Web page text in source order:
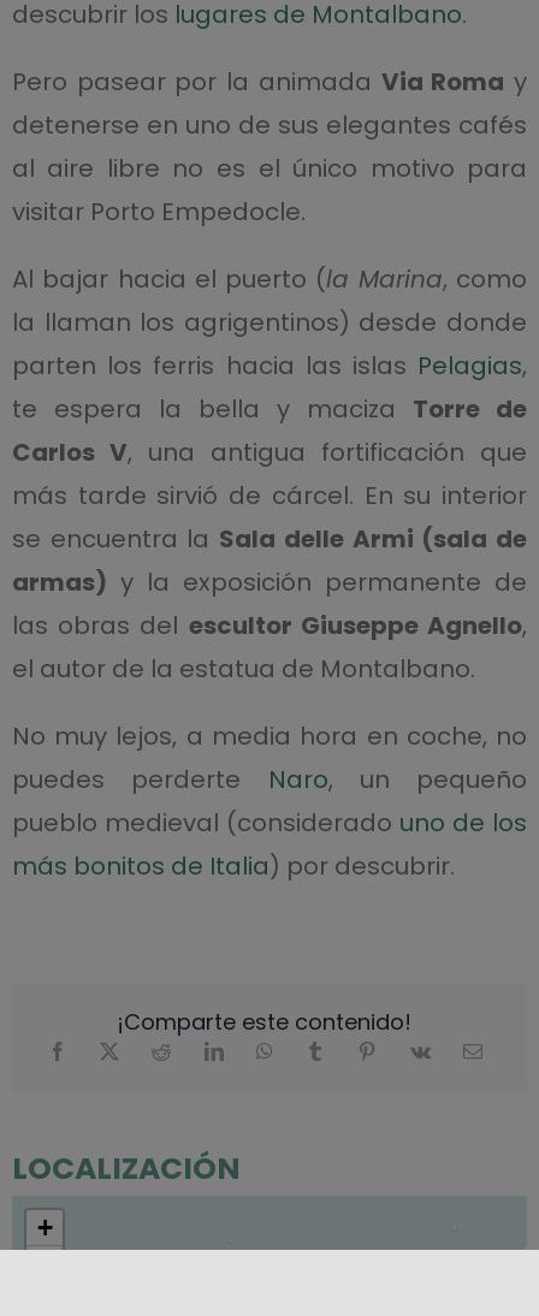
descubrir los lugares de Montalbano.
Pero pasear por la animada Via Roma y
detenerse en uno de sus elegantes cafés
al aire libre no es el único motivo para
visitar Porto Empedocle.
Al bajar hacia el puerto (la Marina, como
la llaman los agrigentinos) desde donde
parten los ferris hacia las islas Pelagias,
te espera la bella y maciza Torre de
Carlos V, una antigua fortificación que
más tarde sirvió de cárcel. En su interior
se encuentra la Sala delle Armi (sala de
armas) y la exposición permanente de
las obras del escultor Giuseppe Agnello,
el autor de la estatua de Montalbano.
No muy lejos, a media hora en coche, no
puedes perderte Naro, un pequeño
pueblo medieval (considerado uno de los
más bonitos de Italia) por descubrir.
¡Comparte este contenido!
LOCALIZACIÓN
+